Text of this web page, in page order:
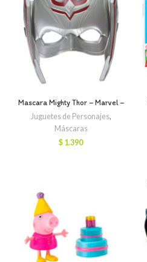
Mascara Mighty Thor – Marvel –
Juguetes de Personajes,
Máscaras
$ 1.390